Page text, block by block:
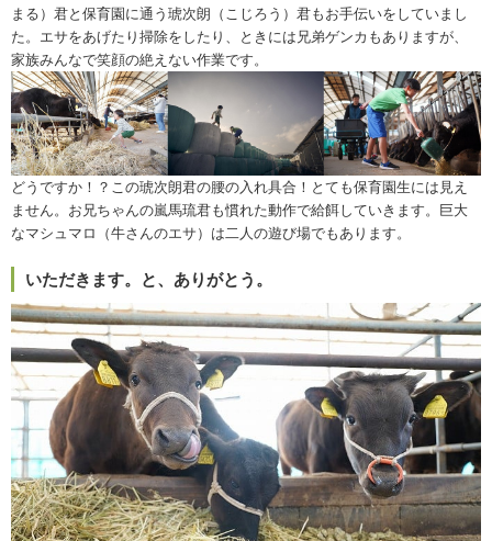
まる）君と保育園に通う琥次朗（こじろう）君もお手伝いをしていまし
た。エサをあげたり掃除をしたり、ときには兄弟ゲンカもありますが、
家族みんなで笑顔の絶えない作業です。
どうですか！？この琥次朗君の腰の入れ具合！とても保育園生には見え
ません。お兄ちゃんの嵐馬琉君も慣れた動作で給餌していきます。巨大
なマシュマロ（牛さんのエサ）は二人の遊び場でもあります 。
いただきます。と、ありがとう。